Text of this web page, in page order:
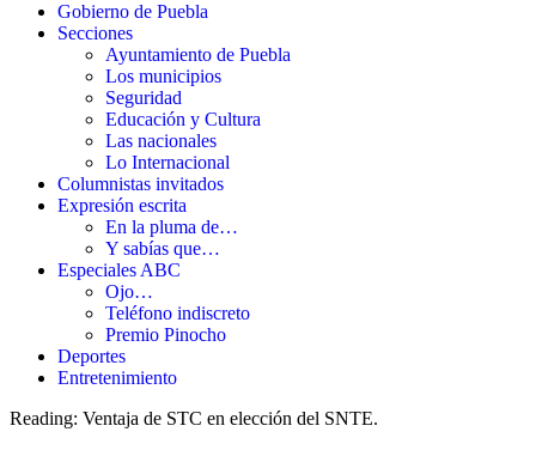
Gobierno de Puebla
Secciones
Ayuntamiento de Puebla
Los municipios
Seguridad
Educación y Cultura
Las nacionales
Lo Internacional
Columnistas invitados
Expresión escrita
En la pluma de…
Y sabías que…
Especiales ABC
Ojo…
Teléfono indiscreto
Premio Pinocho
Deportes
Entretenimiento
Reading: Ventaja de STC en elección del SNTE.